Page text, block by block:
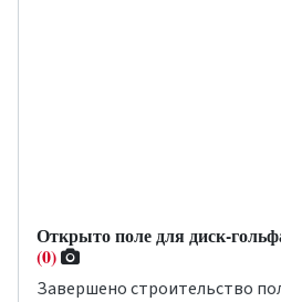
Открыто поле для диск-
(0)
Завершено строительство